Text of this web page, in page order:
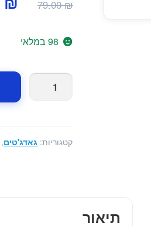
79.00₪
98 במלאי
כמות
מצית
קטגוריות: גאדג'טים,
תיאור